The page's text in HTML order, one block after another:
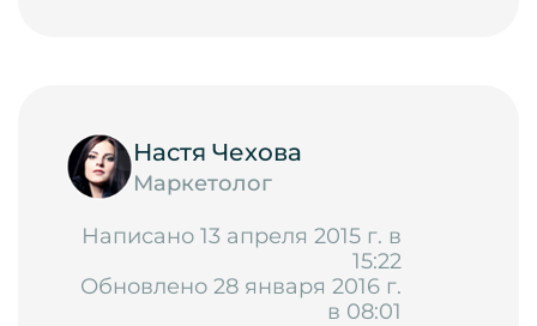
Настя Чехова
Маркетолог
Написано 13 апреля 2015 г. в
15:22
Обновлено 28 января 2016 г.
в 08:01